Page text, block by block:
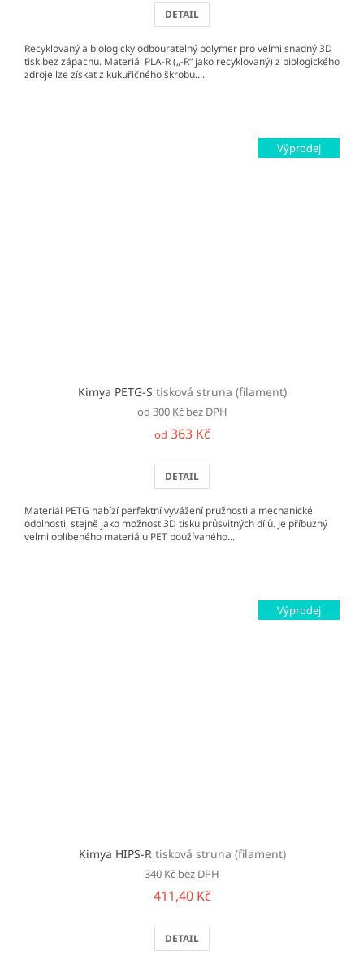
DETAIL
Recyklovaný a biologicky odbouratelný polymer pro velmi snadný 3D
tisk bez zápachu. Materiál PLA-R („-R“ jako recyklovaný) z biologického
zdroje lze získat z kukuřičného škrobu....
Výprodej
Kimya PETG-S tisková struna (filament)
od 300 Kč bez DPH
od 363 Kč
DETAIL
Materiál PETG nabízí perfektní vyvážení pružnosti a mechanické
odolnosti, stejně jako možnost 3D tisku průsvitných dílů. Je příbuzný
velmi oblíbeného materiálu PET používaného...
Výprodej
Kimya HIPS-R tisková struna (filament)
340 Kč bez DPH
411,40 Kč
DETAIL